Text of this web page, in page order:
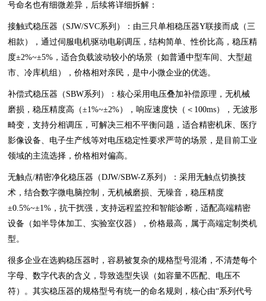
号命名也有细微差异，后续将详细拆解：
接触式稳压器（SJW/SVC系列）：由三只单相稳压器Y联接而成（三
相款），通过伺服电机驱动电刷调压，结构简单、性价比高，稳压精
度±2%~±5%，适合负载波动较小的场景（如普通中型车间、大型超
市、冷库机组），价格相对亲民，是中小微企业的优选。
补偿式稳压器（SBW系列）：核心采用电压叠加补偿原理，无机械
磨损，稳压精度高（±1%~±2%），响应速度快（＜100ms），无波形
畸变，支持分相调压，可解决三相不平衡问题，适合精密机床、医疗
影像设备、电子生产线等对电压稳定性要求严苛的场景，是目前工业
领域的主流选择，价格相对偏高。
无触点/精密净化稳压器（DJW/SBW-Z系列）：采用无触点切换技
术，结合数字微电脑控制，无机械磨损、无噪音，稳压精度
±0.5%~±1%，抗干扰强，支持远程监控和智能诊断，适配高端精密
设备（如半导体加工、实验室仪器），价格最高，属于高端定制类机
型。
很多企业在选购稳压器时，容易被复杂的规格型号混淆，不清楚每个
字母、数字代表的含义，导致选型失误（如容量不匹配、电压不
符）。其实稳压器的规格型号有统一的命名规则，核心由“系列代号